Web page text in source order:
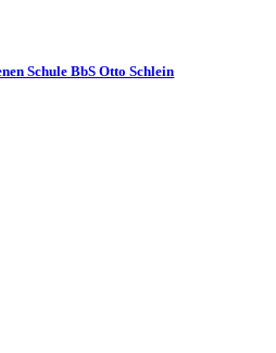
Schule BbS Otto Schlein